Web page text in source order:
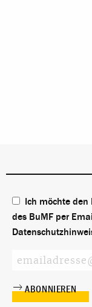
Ich möchte
des BuMF per